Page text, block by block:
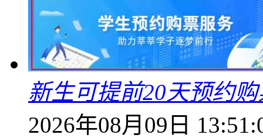
新生可提前20天预约
2026年08月09日